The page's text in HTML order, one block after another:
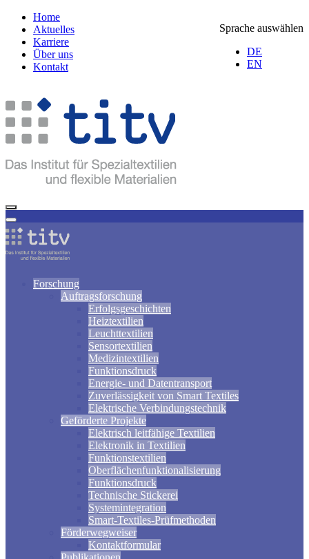
Sprache auswählen
DE
EN
Home
Aktuelles
Karriere
Über uns
Kontakt
Forschung
Auftragsforschung
Erfolgsgeschichten
Heiztextilien
Leuchttextilien
Sensortextilien
Medizintextilien
Funktionsdruck
Energie- und Datentransport
Zuverlässigkeit von Smart Textiles
Elektrische Verbindungstechnik
Geförderte Projekte
Elektrisch leitfähige Textilien
Elektronik in Textilien
Funktionstextilien
Oberflächenfunktionalisierung
Funktionsdruck
Technische Stickerei
Systemintegration
Smart-Textiles-Prüfmethoden
Förderwegweiser
Kontaktformular